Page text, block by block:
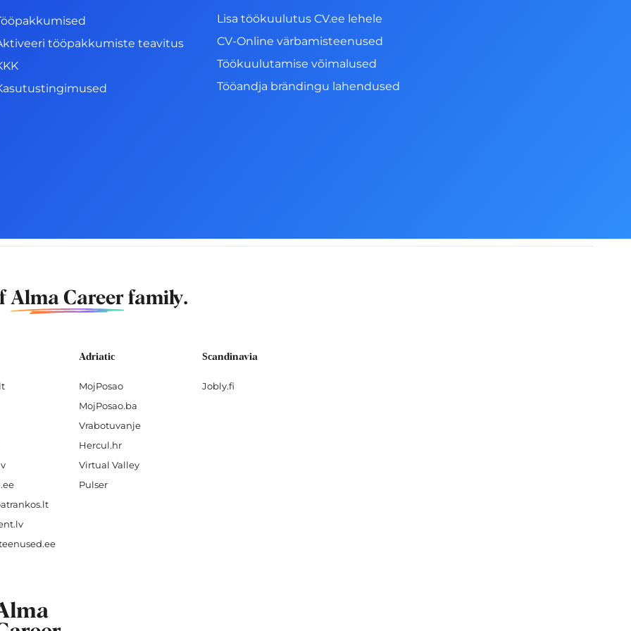
tööpakkumiste teavitus
Lisa töökuulutus CV.ee lehele
CV-Online värbamisteenused
Töökuulutamise võimalused
Tööandja brändingu lahendused
Alma Careerfamily.
Adriatic
MojPosao
MojPosao.ba
Vrabotuvanje
Hercul.hr
Virtual Valley
Pulser
Scandinavia
Jobly.fi